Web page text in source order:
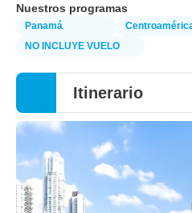
Nuestros programas
Panamá
NO INCLUYE VUELO
Itinerario